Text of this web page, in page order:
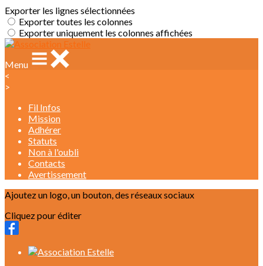
Exporter les lignes sélectionnées
Exporter toutes les colonnes
Exporter uniquement les colonnes affichées
Menu
<
>
Fil Infos
Mission
Adhérer
Statuts
Non à l'oubli
Contacts
Avertissement
Ajoutez un logo, un bouton, des réseaux sociaux
Cliquez pour éditer